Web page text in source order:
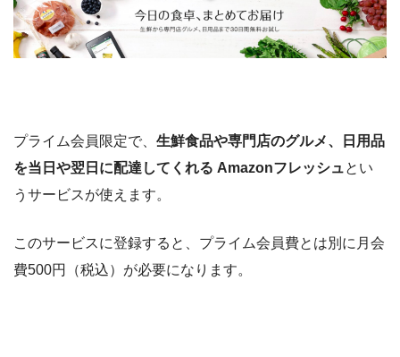
プライム会員限定で、 生鮮食品や専門店のグルメ、日用品
を当日や翌日に配達してくれる Amazonフレッシュとい
うサービスが使えます。
このサービスに登録すると、プライム会員費とは別に月会
費500円（税込）が必要になります。